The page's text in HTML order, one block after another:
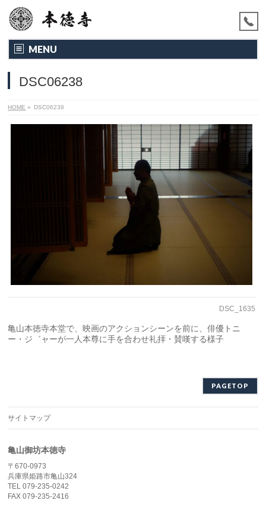
MENU
DSC06238
HOME » DSC06238
DSC_1635
亀山本徳寺本堂で、映画のアクションシーンを前に、俳優トニ
ー・ジ゛ャーが一人本尊に手を合わせ礼拝・賛嘆する様子
PAGETOP
サイトマップ
亀山御坊本徳寺
〒670-0973
兵庫県姫路市亀山324
TEL 079-235-0242
FAX 079-235-2416